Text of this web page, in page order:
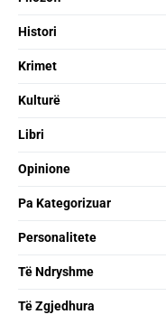
Histori
Krimet
Kulturë
Libri
Opinione
Pa Kategorizuar
Personalitete
Të Ndryshme
Të Zgjedhura